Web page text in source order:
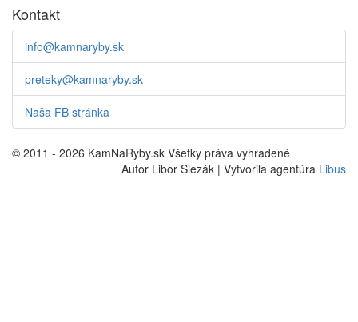
Kontakt
info@kamnaryby.sk
preteky@kamnaryby.sk
Naša FB stránka
© 2011 - 2026 KamNaRyby.sk Všetky práva vyhradené
Autor Libor Slezák | Vytvorila agentúra Libus